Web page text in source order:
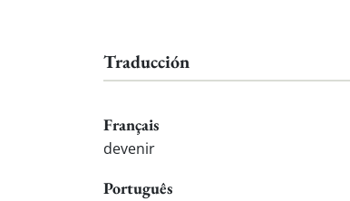
Traducción
Français
devenir
Português